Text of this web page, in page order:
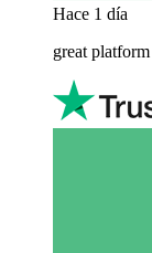
Hace 1 día
great platform